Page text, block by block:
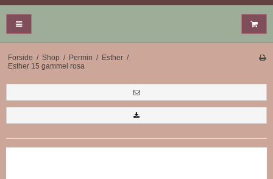
Forside / Shop / Permin / Esther /
Esther 15 gammel rosa